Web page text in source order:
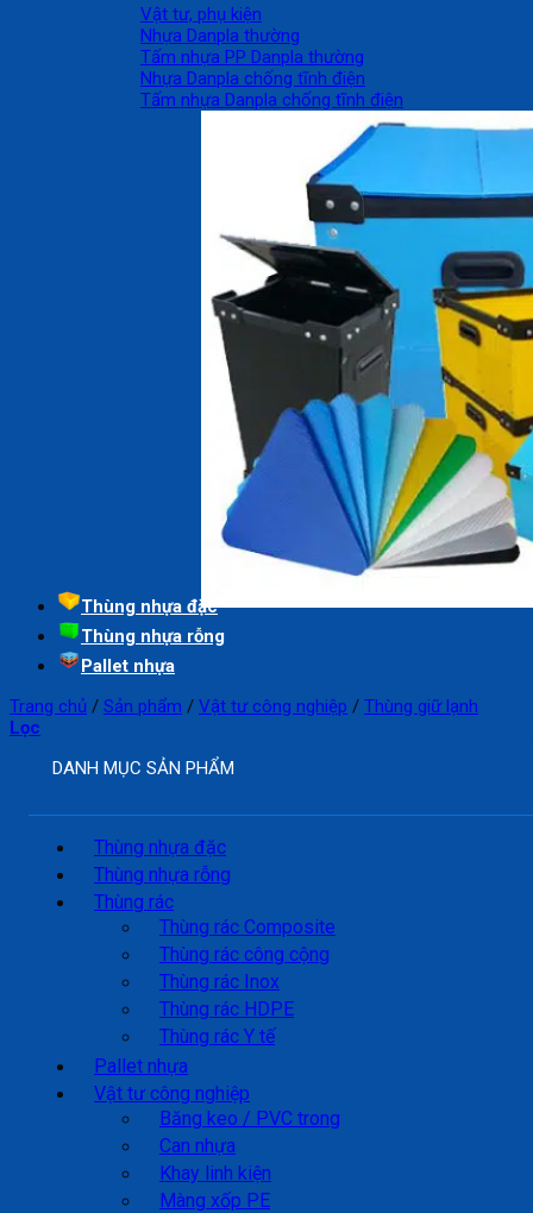
Vật tư, phụ kiện
Nhựa Danpla thường
Tấm nhựa PP Danpla thường
Nhựa Danpla chống tĩnh điện
Tấm nhựa Danpla chống tĩnh điện
Thùng nhựa đặc
Thùng nhựa rỗng
Pallet nhựa
Trang chủ / Sản phẩm / Vật tư công nghiệp / Thùng giữ lạnh
Lọc
DANH MỤC SẢN PHẨM
Thùng nhựa đặc
Thùng nhựa rỗng
Thùng rác
Thùng rác Composite
Thùng rác công cộng
Thùng rác Inox
Thùng rác HDPE
Thùng rác Y tế
Pallet nhựa
Vật tư công nghiệp
Băng keo / PVC trong
Can nhựa
Khay linh kiện
Màng xốp PE